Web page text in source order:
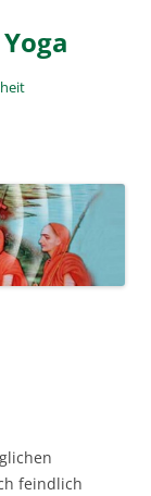
feindlich